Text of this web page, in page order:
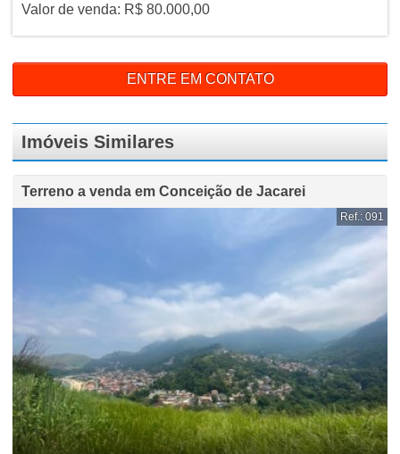
Valor de venda: R$ 80.000,00
ENTRE EM CONTATO
Imóveis Similares
Terreno a venda em Conceição de Jacarei
Ref.: 091